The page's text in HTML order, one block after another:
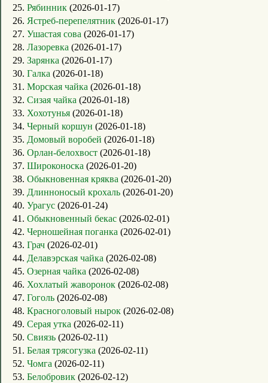
25. Рябинник (2026-01-17)
26. Ястреб-перепелятник (2026-01-17)
27. Ушастая сова (2026-01-17)
28. Лазоревка (2026-01-17)
29. Зарянка (2026-01-17)
30. Галка (2026-01-18)
31. Морская чайка (2026-01-18)
32. Сизая чайка (2026-01-18)
33. Хохотунья (2026-01-18)
34. Черный коршун (2026-01-18)
35. Домовый воробей (2026-01-18)
36. Орлан-белохвост (2026-01-18)
37. Широконоска (2026-01-20)
38. Обыкновенная кряква (2026-01-20)
39. Длинноносый крохаль (2026-01-20)
40. Урагус (2026-01-24)
41. Обыкновенный бекас (2026-02-01)
42. Черношейная поганка (2026-02-01)
43. Грач (2026-02-01)
44. Делавэрская чайка (2026-02-08)
45. Озерная чайка (2026-02-08)
46. Хохлатый жаворонок (2026-02-08)
47. Гоголь (2026-02-08)
48. Красноголовый нырок (2026-02-08)
49. Серая утка (2026-02-11)
50. Свиязь (2026-02-11)
51. Белая трясогузка (2026-02-11)
52. Чомга (2026-02-11)
53. Белобровик (2026-02-12)